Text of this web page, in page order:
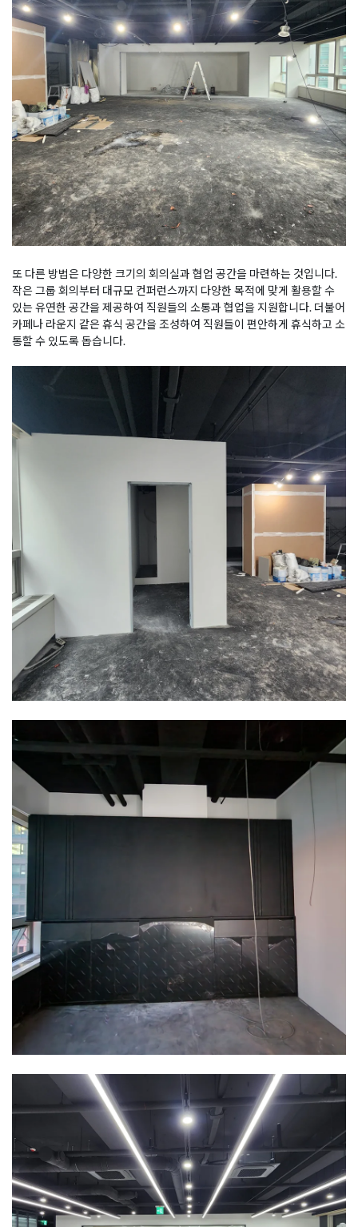
또 다른 방법은 다양한 크기의 회의실과 협업 공간을 마련하는 것입니다.
작은 그룹 회의부터 대규모 컨퍼런스까지 다양한 목적에 맞게 활용할 수
있는 유연한 공간을 제공하여 직원들의 소통과 협업을 지원합니다. 더불어
카페나 라운지 같은 휴식 공간을 조성하여 직원들이 편안하게 휴식하고 소
통할 수 있도록 돕습니다.